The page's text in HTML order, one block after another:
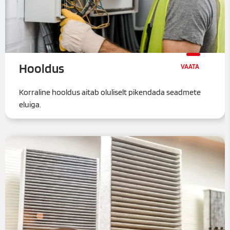
Hooldus
Korraline hooldus aitab oluliselt pikendada seadmete
eluiga.